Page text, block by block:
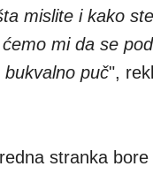
mislite i kako
mi da se
puč",
stranka